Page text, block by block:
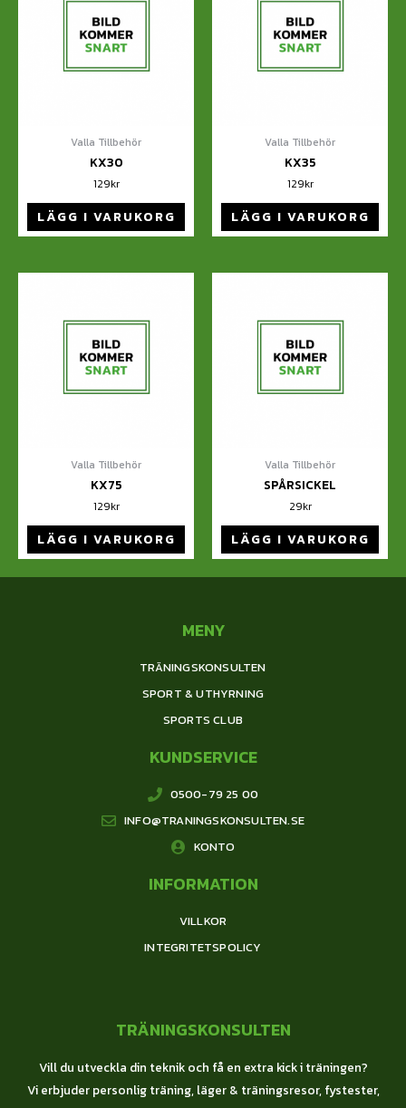
Valla Tillbehör
KX30
129kr
LÄGG I VARUKORG
Valla Tillbehör
KX35
129kr
LÄGG I VARUKORG
Valla Tillbehör
KX75
129kr
LÄGG I VARUKORG
Valla Tillbehör
SPÅRSICKEL
29kr
LÄGG I VARUKORG
MENY
TRÄNINGSKONSULTEN
SPORT & UTHYRNING
SPORTS CLUB
KUNDSERVICE
0500-79 25 00
INFO@TRANINGSKONSULTEN.SE
KONTO
INFORMATION
VILLKOR
INTEGRITETSPOLICY
TRÄNINGSKONSULTEN
Vill du utveckla din teknik och få en extra kick i träningen?
Vi erbjuder personlig träning, läger & träningsresor, fystester,